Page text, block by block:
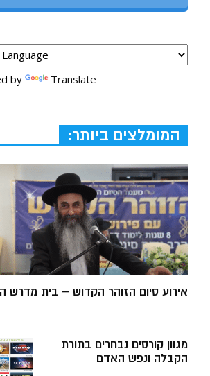
by Translate
המומלצים ביותר:
אירוע סיום הזוהר הקדוש – בית מדרש
מגוון קורסים נבחרים בתורת
הקבלה ונפש האדם